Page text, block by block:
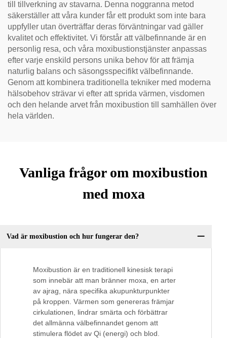
till tillverkning av stavarna. Denna noggranna metod
säkerställer att våra kunder får ett produkt som inte bara
uppfyller utan överträffar deras förväntningar vad gäller
kvalitet och effektivitet. Vi förstår att välbefinnande är en
personlig resa, och våra moxibustionstjänster anpassas
efter varje enskild persons unika behov för att främja
naturlig balans och säsongsspecifikt välbefinnande.
Genom att kombinera traditionella tekniker med moderna
hälsobehov strävar vi efter att sprida värmen, visdomen
och den helande arvet från moxibustion till samhällen över
hela världen.
Vanliga frågor om moxibustion
med moxa
Vad är moxibustion och hur fungerar den?
Moxibustion är en traditionell kinesisk terapi
som innebär att man bränner moxa, en arter
av ajrag, nära specifika akupunkturpunkter
på kroppen. Värmen som genereras främjar
cirkulationen, lindrar smärta och förbättrar
det allmänna välbefinnandet genom att
stimulera flödet av Qi (energi) och blod.